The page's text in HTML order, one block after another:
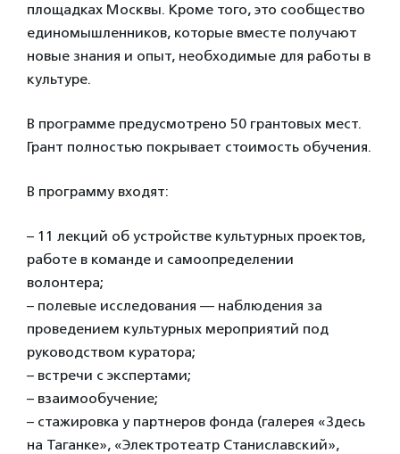
площадках Москвы. Кроме того, это сообщество
единомышленников, которые вместе получают
новые знания и опыт, необходимые для работы в
культуре.
В программе предусмотрено 50 грантовых мест.
Грант полностью покрывает стоимость обучения.
В программу входят:
– 11 лекций об устройстве культурных проектов,
работе в команде и самоопределении
волонтера;
– полевые исследования — наблюдения за
проведением культурных мероприятий под
руководством куратора;
– встречи с экспертами;
– взаимообучение;
– стажировка у партнеров фонда (галерея «Здесь
на Таганке», «Электротеатр Станиславский»,